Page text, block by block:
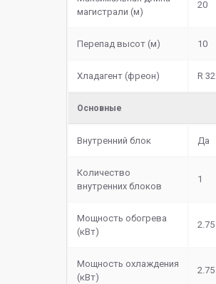
магистрали (м)
20
Перепад высот (м) 10
Хладагент (фреон) R 32
Основные
Внутренний блок Да
Количество
внутренних блоков
1
Мощность обогрева
(кВт)
2.75
Мощность охлаждения
(кВт)
2.75